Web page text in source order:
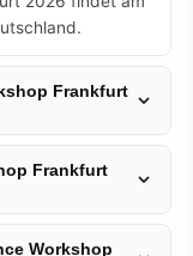
Frankfurt
Frankfurt
Workshop